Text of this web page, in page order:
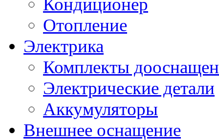
Кондиционер
Отопление
Электрика
Комплекты
Электрические детали
Аккумуляторы
Внешнее оснащение